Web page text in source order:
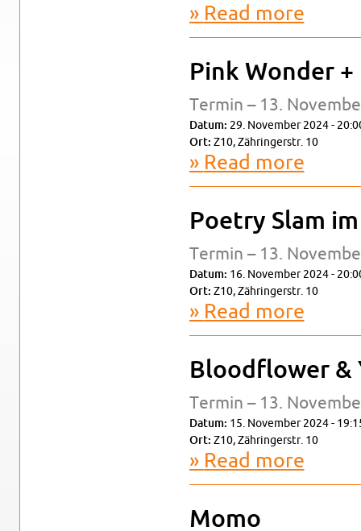
Read more
Pink Won­der +
Ter­min – 13.
Datum: 29. No­vem­ber 2024 -
Ort: Z10, Zähringer­str. 10
Read more
Po­etry Slam
Ter­min – 13.
Datum: 16. No­vem­ber 2024 -
Ort: Z10, Zähringer­str. 10
Read more
Blood­flower &
Ter­min – 13.
Datum: 15. No­vem­ber 2024 -
Ort: Z10, Zähringer­str. 10
Read more
Momo